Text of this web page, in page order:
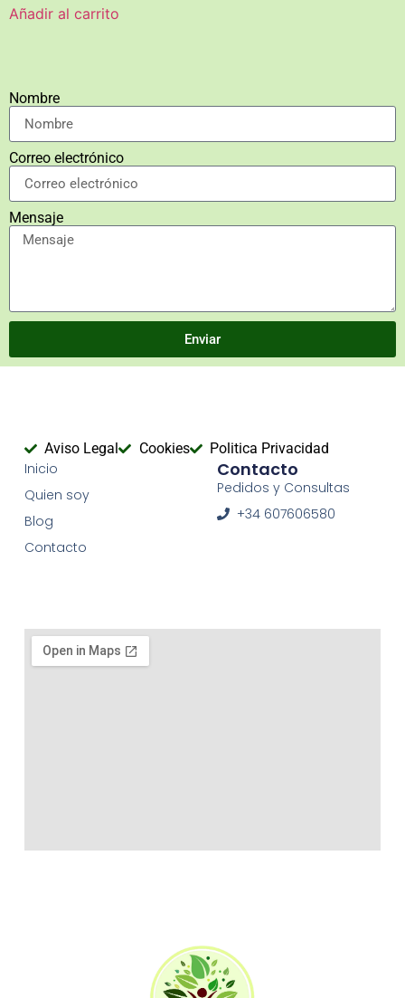
Añadir al carrito
Nombre
Correo electrónico
Mensaje
Enviar
Aviso Legal Cookies Politica Privacidad
Inicio
Quien soy
Blog
Contacto
Contacto
Pedidos y Consultas
+34 607606580